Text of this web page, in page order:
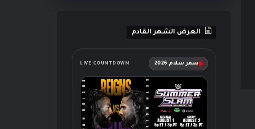
العرض الشهر القادم
سمر سلام 2026 LIVE COUNTDOWN